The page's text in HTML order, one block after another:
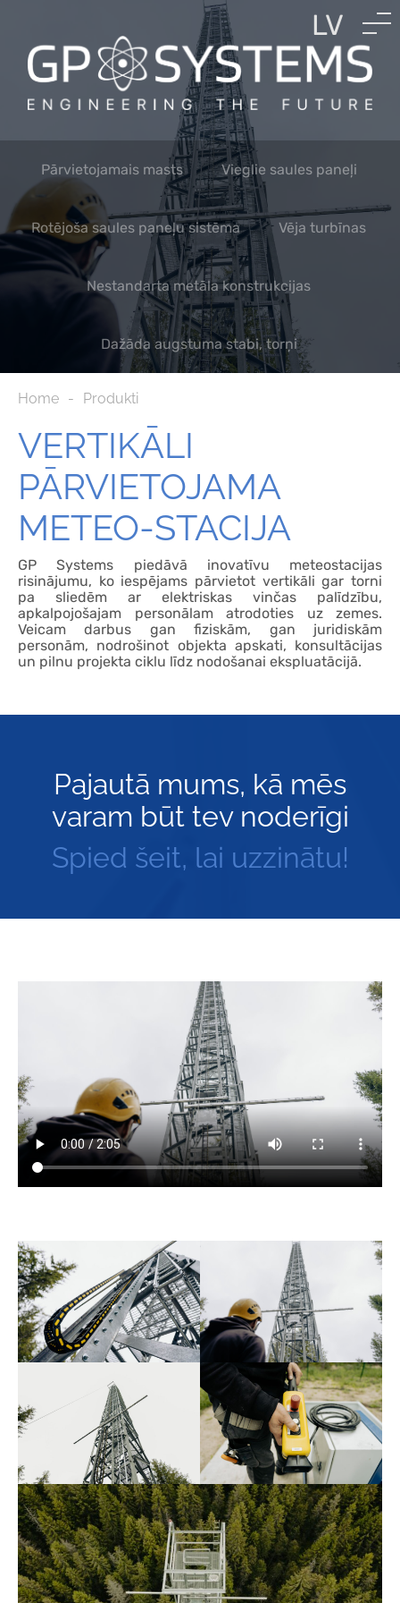
Pārvietojamais masts Vieglie saules paneļi
Rotējoša saules paneļu sistēma Vēja turbīnas
Nestandarta metāla konstrukcijas
Dažāda augstuma stabi, torņi
Home Produkti
VERTIKĀLI
PĀRVIETOJAMA
METEO-STACIJA
GP Systems piedāvā inovatīvu meteostacijas
risinājumu, ko iespējams pārvietot vertikāli gar torni
pa sliedēm ar elektriskas vinčas palīdzību,
apkalpojošajam personālam atrodoties uz zemes.
Veicam darbus gan fiziskām, gan juridiskām
personām, nodrošinot objekta apskati, konsultācijas
un pilnu projekta ciklu līdz nodošanai ekspluatācijā.
Pajautā mums, kā mēs
varam būt tev noderīgi
Spied šeit, lai uzzinātu!
LV
EN
RU